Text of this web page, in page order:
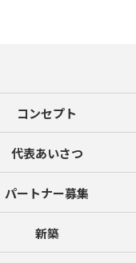
コンセプト
代表あいさつ
パートナー募集
新築